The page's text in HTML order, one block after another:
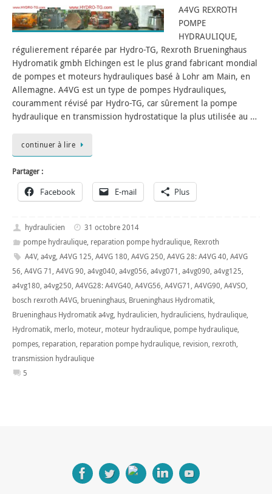
A4VG REXROTH
POMPE
HYDRAULIQUE,
régulierement réparée par Hydro-TG, Rexroth Brueninghaus
Hydromatik gmbh Elchingen est le plus grand fabricant mondial
de pompes et moteurs hydrauliques basé à Lohr am Main, en
Allemagne. A4VG est un type de pompes Hydrauliques,
couramment révisé par Hydro-TG, car sûrement la pompe
hydraulique en transmission hydrostatique la plus utilisée au …
continuer à lire
Partager :
Facebook E-mail Plus
hydraulicien
31 octobre 2014
pompe hydraulique, reparation pompe hydraulique, Rexroth
A4V, a4vg, A4VG 125, A4VG 180, A4VG 250, A4VG 28: A4VG 40, A4VG
56, A4VG 71, A4VG 90, a4vg040, a4vg056, a4vg071, a4vg090, a4vg125,
a4vg180, a4vg250, A4VG28: A4VG40, A4VG56, A4VG71, A4VG90, A4VSO,
bosch rexroth A4VG, brueninghaus, Brueninghaus Hydromatik,
Brueninghaus Hydromatik a4vg, hydraulicien, hydrauliciens, hydraulique,
Hydromatik, merlo, moteur, moteur hydraulique, pompe hydraulique,
pompes, reparation, reparation pompe hydraulique, revision, rexroth,
transmission hydraulique
5